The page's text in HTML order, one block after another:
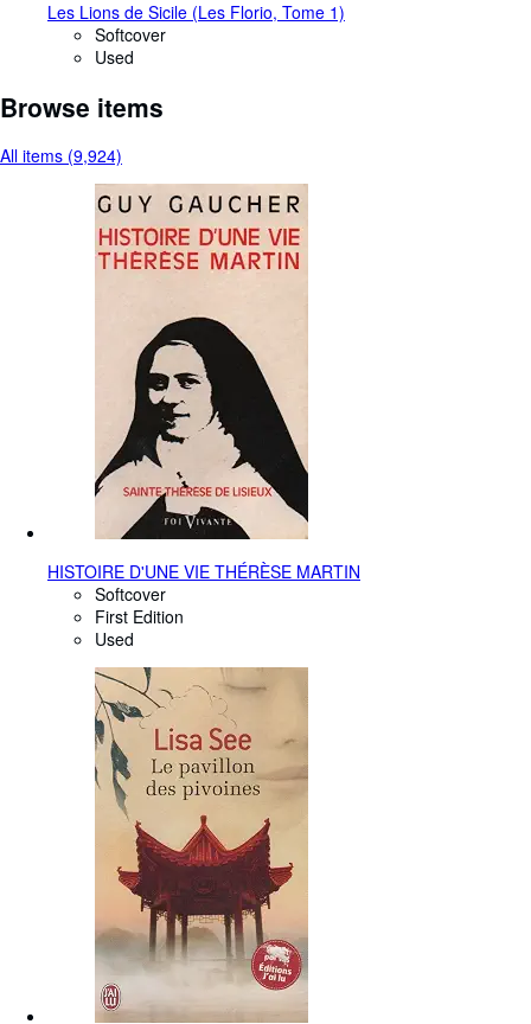
Les Lions de Sicile (Les Florio, Tome 1)
Softcover
Used
Browse items
All items (9,924)
HISTOIRE D'UNE VIE THÉRÈSE MARTIN
Softcover
First Edition
Used